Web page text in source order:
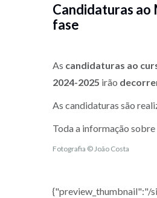
Candidaturas ao
fase
As candidaturas ao
2024-2025 irão
As candidaturas são
Toda a informação
Fotografia © João Costa
{"preview_thumbnail":"/